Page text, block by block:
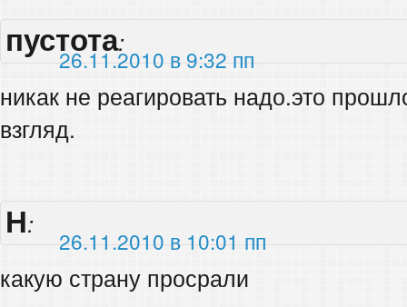
пустота:
26.11.2010 в 9:32 пп
никак не реагировать надо.это
взгляд.
Н:
26.11.2010 в 10:01 пп
какую страну просрали